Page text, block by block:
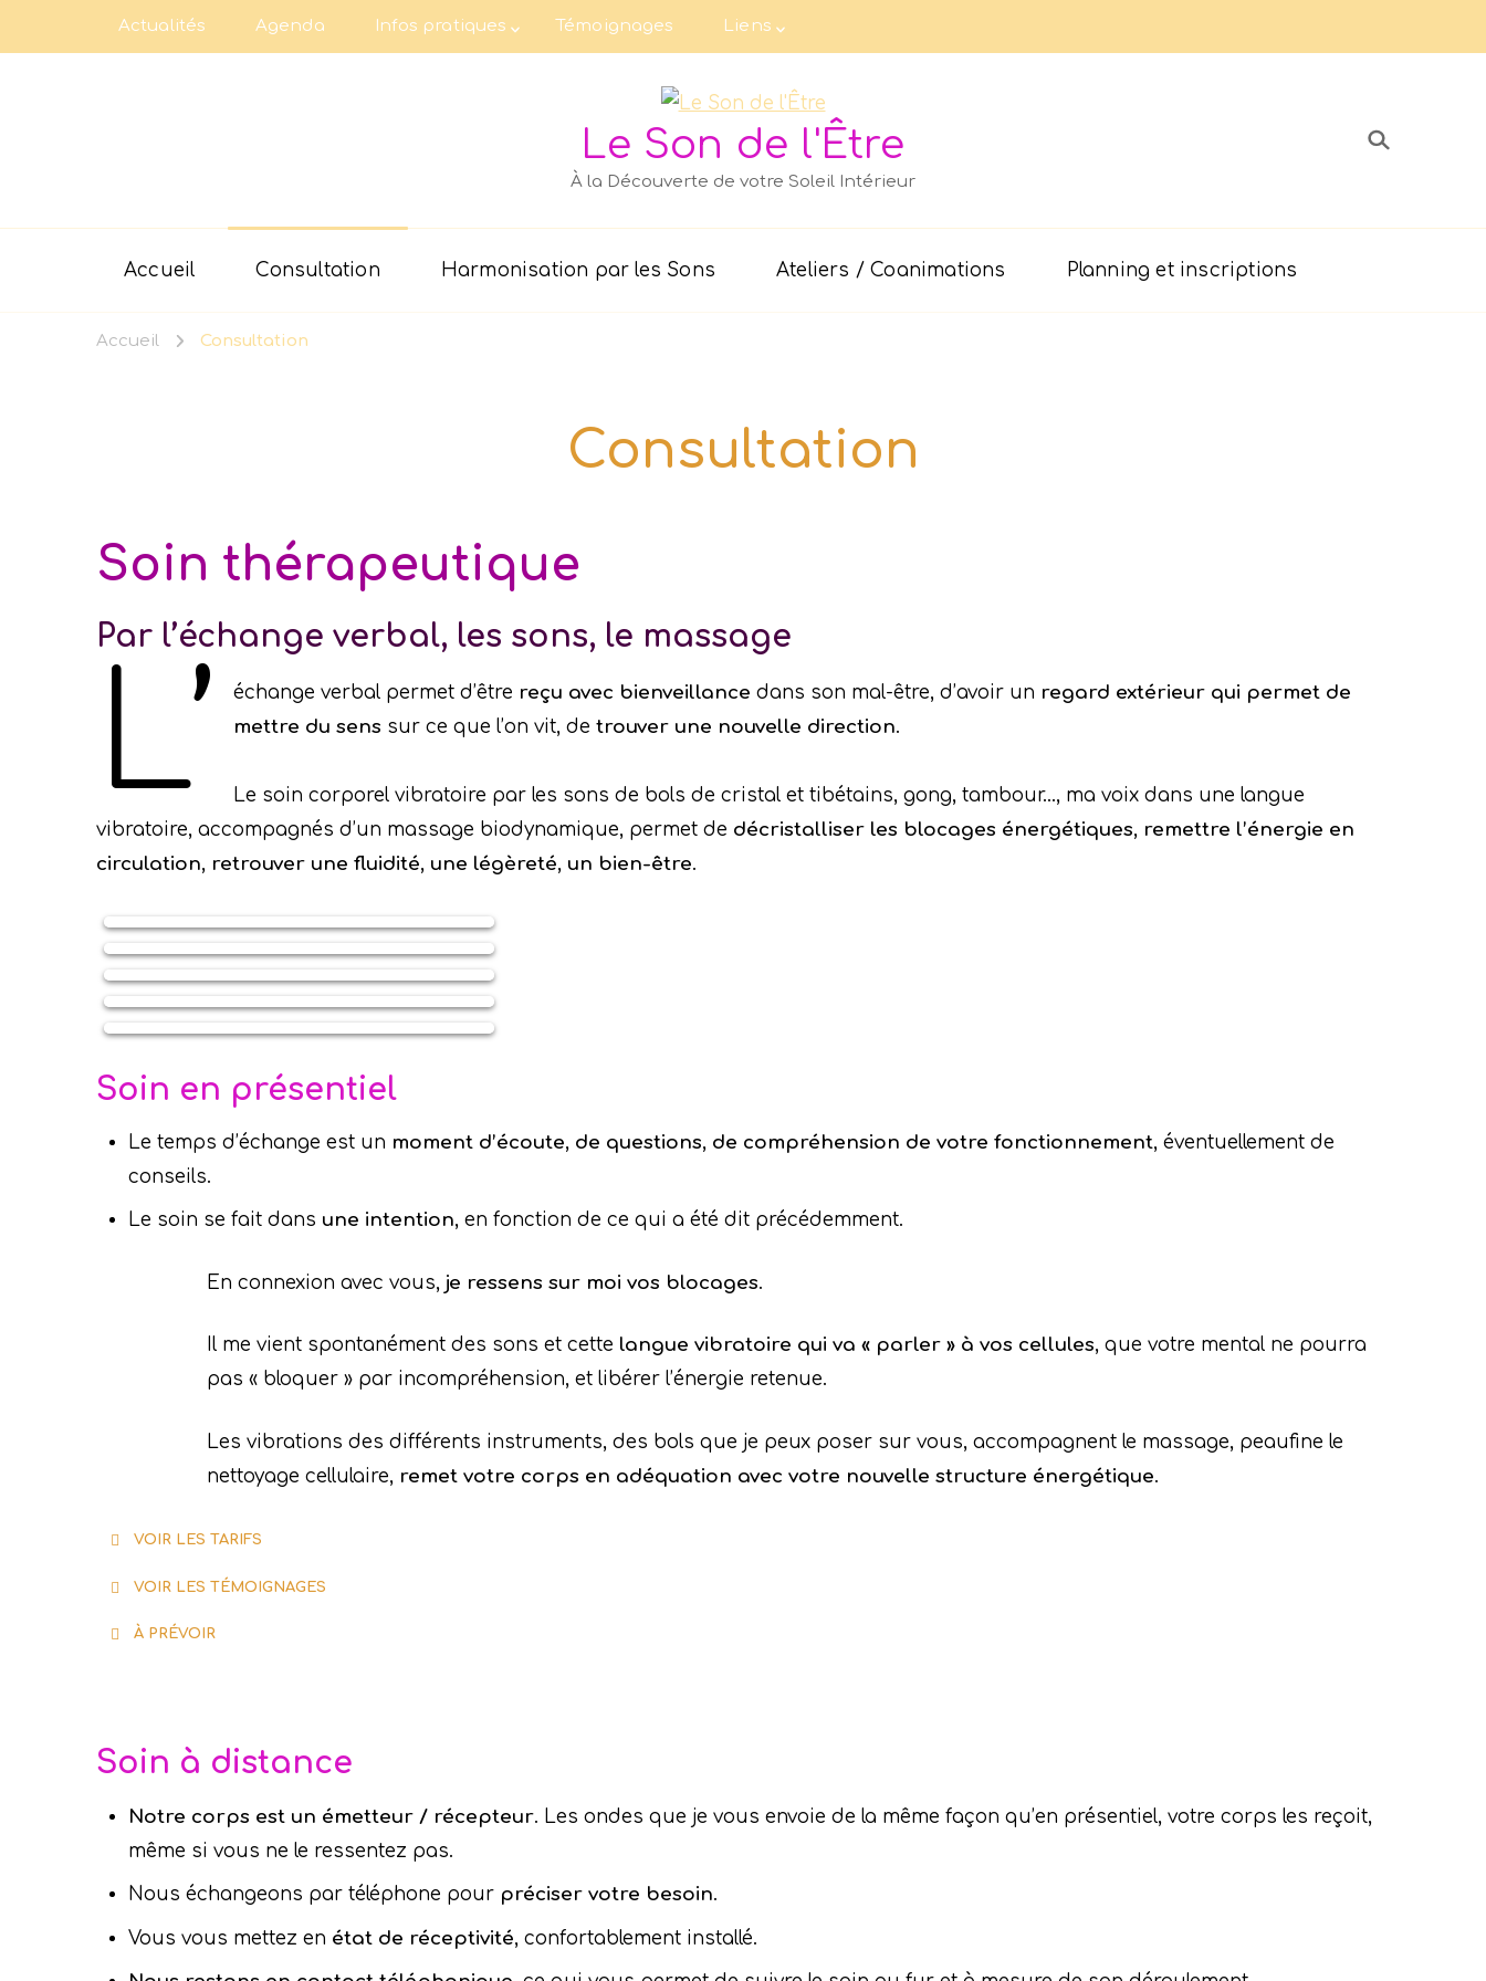
Actualités Agenda Infos pratiques Témoignages Liens
Le Son de l'Être
À la Découverte de votre Soleil Intérieur
Accueil Consultation Harmonisation par les Sons Ateliers / Coanimations Planning et inscriptions
Accueil Consultation
Consultation
Soin thérapeutique
Par l’échange verbal, les sons, le massage
L’ échange verbal permet d’être reçu avec bienveillance dans son mal-être, d’avoir un regard extérieur qui permet de
mettre du sens sur ce que l’on vit, detrouver une nouvelle direction.
Le soin corporel vibratoire par les sons de bols de cristal et tibétains, gong, tambour…, ma voix dans une langue
vibratoire, accompagnés d’un massage biodynamique, permet de décristalliser les blocages énergétiques, remettre l’énergie en
circulation, retrouver une fluidité, une légèreté, un bien-être.
Soin en présentiel
Le temps d’échange est un moment d’écoute, de questions, de compréhension de votre fonctionnement, éventuellement de
conseils.
Le soin se fait dans une intention, en fonction de ce qui a été dit précédemment.
En connexion avec vous, je ressens sur moi vos blocages.
Il me vient spontanément des sons et cette langue vibratoire qui va « parler » à vos cellules, que votre mental ne pourra
pas « bloquer » par incompréhension, et libérer l’énergie retenue.
Les vibrations des différents instruments, des bols que je peux poser sur vous, accompagnent le massage, peaufine le
nettoyage cellulaire, remet votre corps en adéquation avec votre nouvelle structure énergétique.
VOIR LES TARIFS
VOIR LES TÉMOIGNAGES
J’ai réalisé plusieurs soins avec Anne-Marie. Je la recommande chaudement. J’apprécie sa douceur, son
Anne-Marie
Un mot de très grande gratitude ce soir ! Ton soin et tes mots m’ont fait un bien incroyable… j’ai récupéré
de l’énergie certes mais aussi et surtout de la confiance.
Rien n’est le fruit du hasard, tu es la bonne personne sur ma route du moment ! Merci merci.
Laurence
Anne-Marie
À PRÉVOIR
Soin à distance
Notre corps est un émetteur / récepteur. Les ondes que je vous envoie de la même façon qu’en présentiel, votre corps les reçoit,
même si vous ne le ressentez pas.
Nous échangeons par téléphone pour préciser votre besoin.
Vous vous mettez en état de réceptivité, confortablement installé.